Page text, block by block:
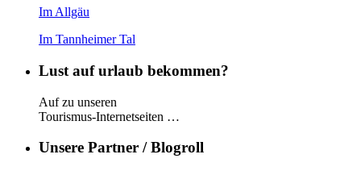
Im Allgäu
Im Tannheimer Tal
Lust auf urlaub bekommen?
Auf zu unseren
Tourismus-Internetseiten …
Unsere Partner / Blogroll